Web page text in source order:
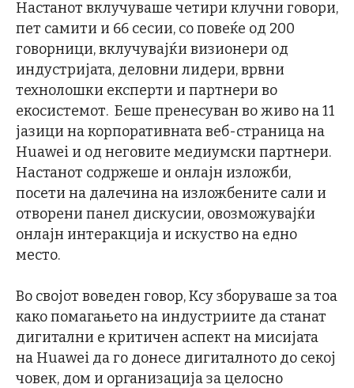
Настанот вклучуваше четири клучни говори,
пет самити и 66 сесии, со повеќе од 200
говорници, вклучувајќи визионери од
индустријата, деловни лидери, врвни
технолошки експерти и партнери во
екосистемот. Беше пренесуван во живо на 11
јазици на корпоративната веб-страница на
Huawei и од неговите медиумски партнери.
Настанот содржеше и онлајн изложби,
посети на далечина на изложбените сали и
отворени панел дискусии, овозможувајќи
онлајн интеракција и искуство на едно
место.
Во својот воведен говор, Ксу зборуваше за тоа
како помагањето на индустриите да станат
дигитални е критичен аспект на мисијата
на Huawei да го донесе дигиталното до секој
човек, дом и организација за целосно